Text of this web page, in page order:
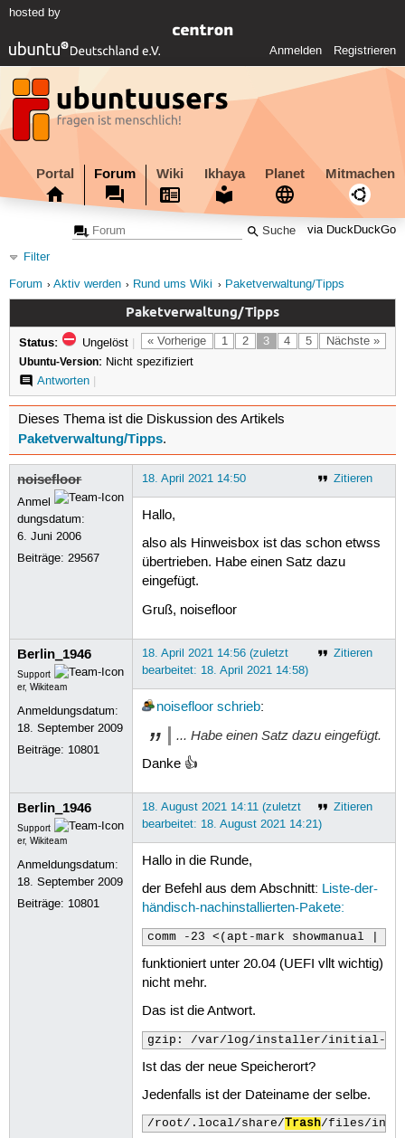
hosted by
Anmelden Registrieren
Portal Forum Wiki Ikhaya Planet Mitmachen
via DuckDuckGo
Filter
Forum
Aktiv werden Rund ums Wiki Paketverwaltung/Tipps
Paketverwaltung/Tipps
« Vorherige 1 2 3 4 5 Nächste »
Status: Ungelöst |
Ubuntu-Version: Nicht spezifiziert
Antworten|
Dieses Thema ist die Diskussion des Artikels
Paketverwaltung/Tipps.
noisefloor
Anmel
dungsdatum:
6. Juni 2006
Beiträge:29567
Zitieren
18. April 2021 14:50
Hallo,
also als Hinweisbox ist das schon etwss
übertrieben. Habe einen Satz dazu
eingefügt.
Gruß, noisefloor
Berlin_1946
Support
er, Wikiteam
Anmeldungsdatum:
18. September 2009
Beiträge: 10801
Zitieren
18. April 2021 14:56 (zuletzt
bearbeitet: 18. April 2021 14:58)
noisefloor schrieb:
... Habe einen Satz dazu eingefügt.
Danke 👍
Berlin_1946
Support
er, Wikiteam
Anmeldungsdatum:
18. September 2009
Beiträge: 10801
Zitieren
18. August 2021 14:11 (zuletzt
bearbeitet: 18. August 2021 14:21)
Hallo in die Runde,
der Befehl aus dem Abschnitt: Liste-der-
händisch-nachinstallierten-Pakete:
comm -23 <(apt-mark
funktioniert unter 20.04 (UEFI vllt wichtig)
nicht mehr.
Das ist die Antwort.
gzip: /var/log/installer/initial-
Ist das der neue Speicherort?
Jedenfalls ist der Dateiname der selbe.
/root/.local/share/ Trash/files/